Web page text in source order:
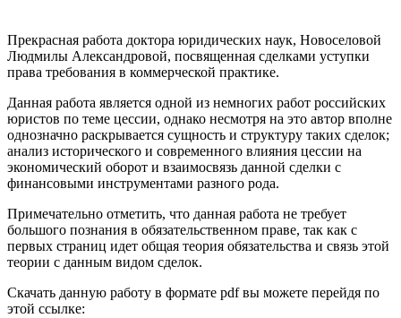
Прекрасная работа доктора юридических наук, Новоселовой
Людмилы Александровой, посвященная сделками уступки
права требования в коммерческой практике.
Данная работа является одной из немногих работ российских
юристов по теме цессии, однако несмотря на это автор вполне
однозначно раскрывается сущность и структуру таких сделок;
анализ исторического и современного влияния цессии на
экономический оборот и взаимосвязь данной сделки с
финансовыми инструментами разного рода.
Примечательно отметить, что данная работа не требует
большого познания в обязательственном праве, так как с
первых страниц идет общая теория обязательства и связь этой
теории с данным видом сделок.
Скачать данную работу в формате pdf вы можете перейдя по
этой ссылке: